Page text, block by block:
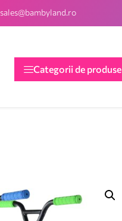
sales@bambyland.ro
Categorii de produse